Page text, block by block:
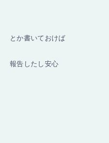
とか書いておけば
報告したし安心